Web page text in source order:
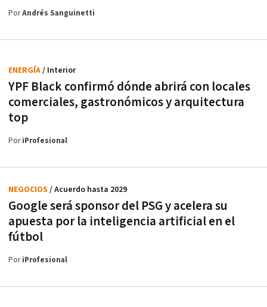
PorAndrés Sanguinetti
YPF Black confirmó dónde abrirá con locales
comerciales, gastronómicos y arquitectura
top
ENERGÍA/ Interior
PoriProfesional
Google será sponsor del PSG y acelera su
apuesta por la inteligencia artificial en el
fútbol
NEGOCIOS / Acuerdo hasta 2029
PoriProfesional